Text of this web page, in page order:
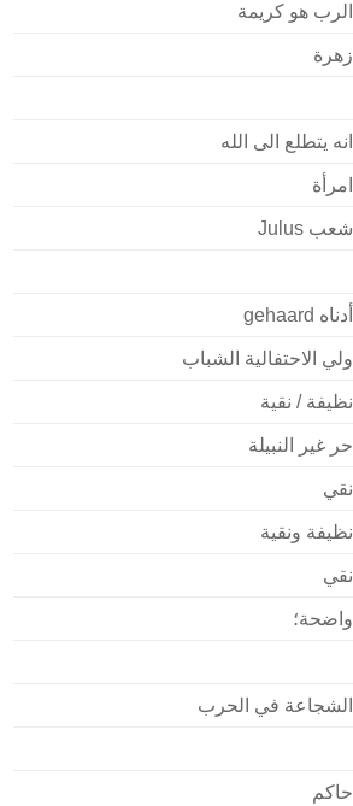
الرب هو كريمة
زهرة
انه يتطلع الى الله
امرأة
شعب Julus
أدناه gehaard
ولي الاحتفالية الشباب
نظيفة / نقية
حر غير النبيلة
نقي
نظيفة ونقية
نقي
واضحة؛
الشجاعة في الحرب
حاكم